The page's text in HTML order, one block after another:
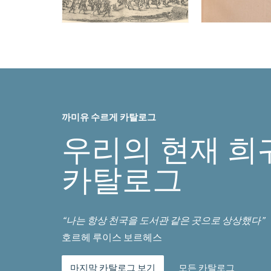
까미유 수르게 카탈로그
우리의 현재 희
카탈로그
“나는 항상 천국을 도서관 같은 곳으로 상상했다”
호르헤 루이스 보르헤스
마지막 카탈로그 보기 모든 카탈로그